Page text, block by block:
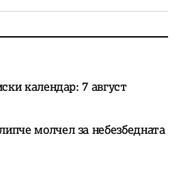
посочи дека случајот
календар: 7 август
молчел за небезбедната